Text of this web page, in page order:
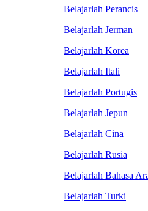
Belajarlah Perancis
Belajarlah Jerman
Belajarlah Korea
Belajarlah Itali
Belajarlah Portugis
Belajarlah Jepun
Belajarlah Cina
Belajarlah Rusia
Belajarlah Bahasa
Belajarlah Turki